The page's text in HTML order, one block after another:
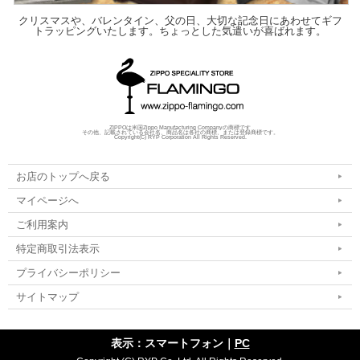
クリスマスや、バレンタイン、父の日、大切な記念日にあわせてギフ
トラッピングいたします。ちょっとした気遣いが喜ばれます。
ZIPPOは米国Zippo Manufacturing Companyの商標です
その他、記載されている会社名、商品名は各社の商標、または登録商標です。
Copyright(C) RYP Corporation All Rights Reserved.
お店のトップへ戻る
マイページへ
ご利用案内
特定商取引法表示
プライバシーポリシー
サイトマップ
表示：スマートフォン｜ PC